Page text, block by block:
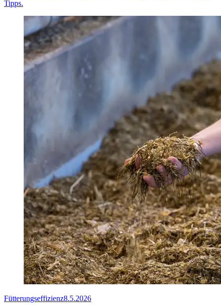
Tipps.
Fütterungseffizienz8.5.2026